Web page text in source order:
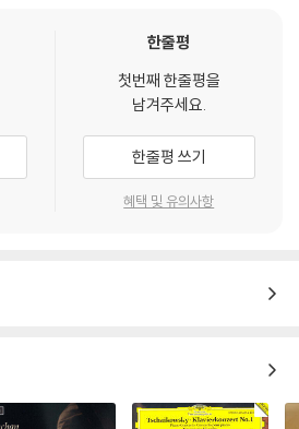
한줄평
첫번째 한줄평을
남겨주세요.
한줄평 쓰기
혜택 및 유의사항